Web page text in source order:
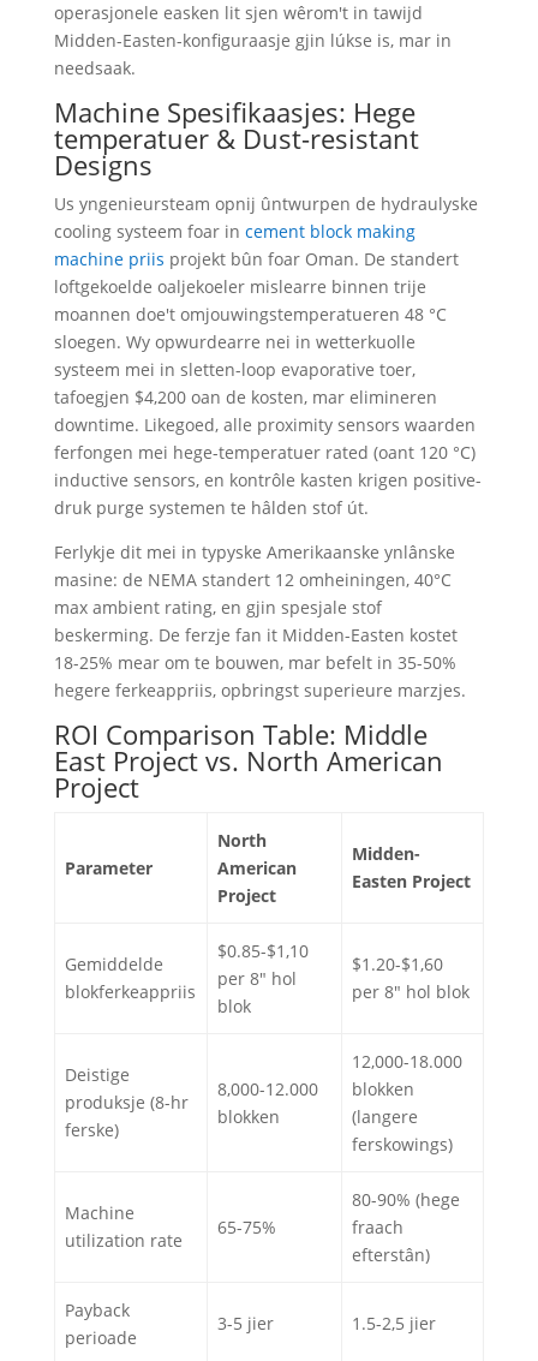
operasjonele easken lit sjen wêrom't in tawijd
Midden-Easten-konfiguraasje gjin lúkse is, mar in
needsaak.
Machine Spesifikaasjes: Hege
temperatuer & Dust-resistant
Designs
Us yngenieursteam opnij ûntwurpen de hydraulyske
cooling systeem foar in cement block making
machine priis projekt bûn foar Oman. De standert
loftgekoelde oaljekoeler mislearre binnen trije
moannen doe't omjouwingstemperatueren 48 °C
sloegen. Wy opwurdearre nei in wetterkuolle
systeem mei in sletten-loop evaporative toer,
tafoegjen $4,200 oan de kosten, mar elimineren
downtime. Likegoed, alle proximity sensors waarden
ferfongen mei hege-temperatuer rated (oant 120 °C)
inductive sensors, en kontrôle kasten krigen positive-
druk purge systemen te hâlden stof út.
Ferlykje dit mei in typyske Amerikaanske ynlânske
masine: de NEMA standert 12 omheiningen, 40°C
max ambient rating, en gjin spesjale stof
beskerming. De ferzje fan it Midden-Easten kostet
18-25% mear om te bouwen, mar befelt in 35-50%
hegere ferkeappriis, opbringst superieure marzjes.
ROI Comparison Table: Middle
East Project vs. North American
Project
Parameter
North
American
Project
Midden-
Easten Project
Gemiddelde
blokferkeappriis
$0.85-$1,10
per 8" hol
blok
$1.20-$1,60
per 8" hol blok
Deistige
produksje (8-hr
ferske)
8,000-12.000
blokken
12,000-18.000
blokken
(langere
ferskowings)
Machine
utilization rate
65-75%
80-90% (hege
fraach
efterstân)
Payback
perioade
3-5 jier 1.5-2,5 jier